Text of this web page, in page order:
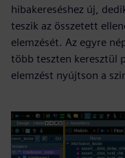
hibakereséshez új,
teszik az összetett
elemzését. Az egyre
több teszten keresztül
elemzést nyújtson a